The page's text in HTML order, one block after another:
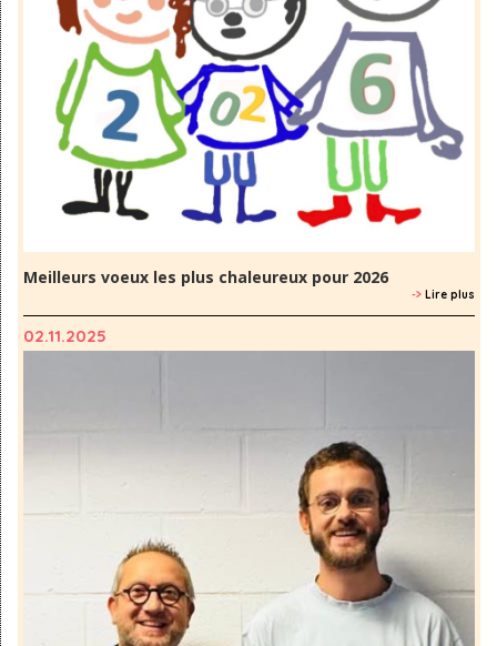
Meilleurs voeux les plus chaleureux pour 2026
-> Lire plus
02.11.2025